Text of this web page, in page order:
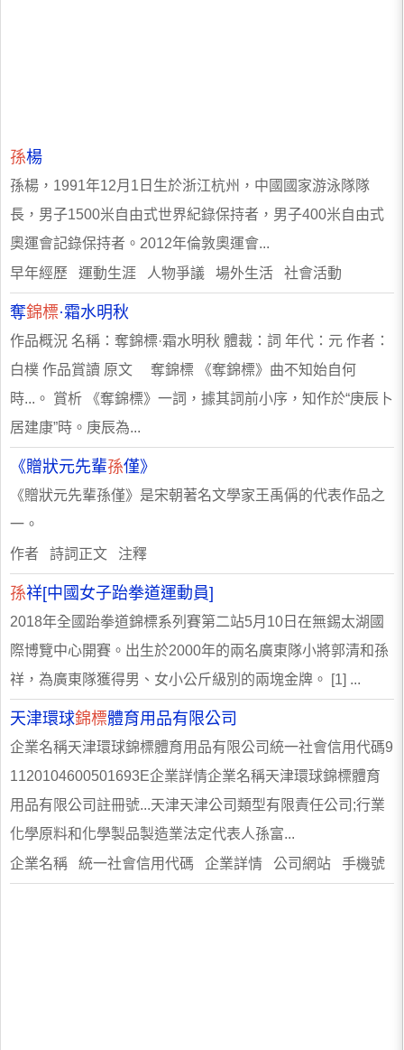
孫楊
孫楊，1991年12月1日生於浙江杭州，中國國家游泳隊隊
長，男子1500米自由式世界紀錄保持者，男子400米自由式
奧運會記錄保持者。2012年倫敦奧運會...
早年經歷 運動生涯 人物爭議 場外生活 社會活動
奪錦標·霜水明秋
作品概況 名稱：奪錦標·霜水明秋 體裁：詞 年代：元 作者：
白樸 作品賞讀 原文 奪錦標 《奪錦標》曲不知始自何
時...。 賞析 《奪錦標》一詞，據其詞前小序，知作於“庚辰卜
居建康”時。庚辰為...
《贈狀元先輩孫僅》
《贈狀元先輩孫僅》是宋朝著名文學家王禹偁的代表作品之
一。
作者 詩詞正文 注釋
孫祥[中國女子跆拳道運動員]
2018年全國跆拳道錦標系列賽第二站5月10日在無錫太湖國
際博覽中心開賽。出生於2000年的兩名廣東隊小將郭清和孫
祥，為廣東隊獲得男、女小公斤級別的兩塊金牌。 [1] ...
天津環球錦標體育用品有限公司
企業名稱天津環球錦標體育用品有限公司統一社會信用代碼9
1120104600501693E企業詳情企業名稱天津環球錦標體育
用品有限公司註冊號...天津天津公司類型有限責任公司;行業
化學原料和化學製品製造業法定代表人孫富...
企業名稱 統一社會信用代碼 企業詳情 公司網站 手機號